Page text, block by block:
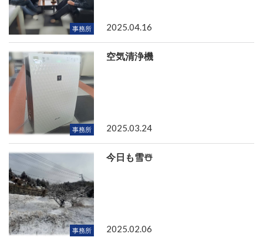
事務所 2025.04.16
事務所
空気清浄機
2025.03.24
事務所
今日も雪☃️
2025.02.06